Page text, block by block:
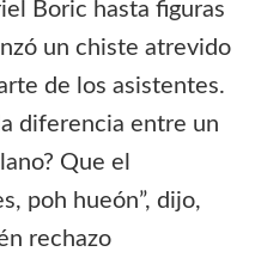
Boric hasta figuras
un chiste atrevido
de los asistentes.
diferencia entre un
Que el
poh hueón”, dijo,
rechazo